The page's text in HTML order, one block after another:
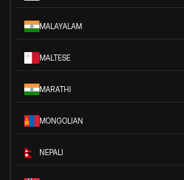
MALAYALAM
MALTESE
MARATHI
MONGOLIAN
NEPALI